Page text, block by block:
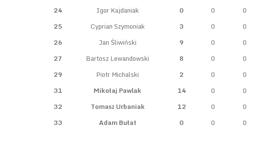
24
Igor Kajdaniak 0 0
0
25
Cyprian Szymoniak 3 0
0
26
Jan Śliwiński 9 0 0
27
Bartosz Lewandowski 8 0 0
29
Piotr Michalski 2 0 0
31
Mikołaj Pawlak 14 0 0
32
Tomasz Urbaniak 12 0 0
33
Adam Bułat 0 0 0